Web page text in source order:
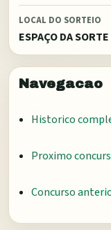
LOCAL DO SORTEIO
ESPAÇO DA
Navegacao
Historico
Proximo
Concurso